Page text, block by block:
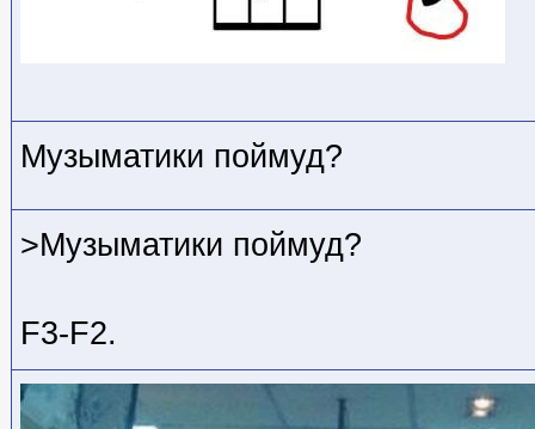
Музыматики поймуд?
>Музыматики поймуд?
F3-F2.